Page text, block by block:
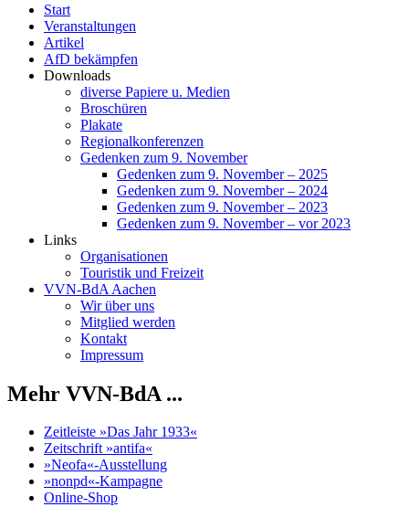
Start
Veranstaltungen
Artikel
AfD bekämpfen
Downloads
diverse Papiere u. Medien
Broschüren
Plakate
Regionalkonferenzen
Gedenken zum 9. November
Gedenken zum 9. November – 2025
Gedenken zum 9. November – 2024
Gedenken zum 9. November – 2023
Gedenken zum 9. November – vor 2023
Links
Organisationen
Touristik und Freizeit
VVN-BdA Aachen
Wir über uns
Mitglied werden
Kontakt
Impressum
Mehr VVN-BdA ...
Zeitleiste »Das Jahr 1933«
Zeitschrift »antifa«
»Neofa«-Ausstellung
»nonpd«-Kampagne
Online-Shop